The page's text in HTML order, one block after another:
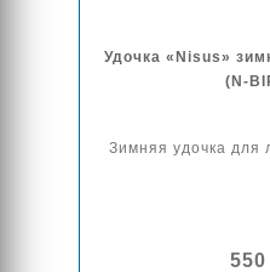
Удочка «Nisus»
(N-
Зимняя удочка для